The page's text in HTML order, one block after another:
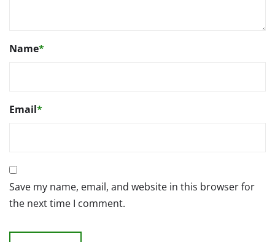
Name*
Email*
Save my name, email, and website in this browser for
the next time I comment.